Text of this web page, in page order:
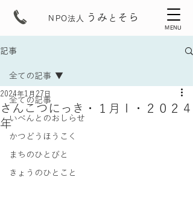
うみ と そら
NPO法人
MENU
記事
全ての記事
いべんとのおしらせ
かつどうほうこく
まちのひとびと
きょうのひとこと
全ての記事
さんこつにっき・１月Ⅰ・２０２４
年
2024年1月27日